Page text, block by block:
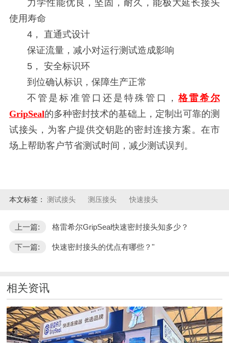
力学性能优良，坚固，耐久，能极大延长接头
使用寿命
4， 直通式设计
保证流量，减小对运行测试造成影响
5， 安全标识环
到位确认标识，保障生产正常
不管是标准管口还是特殊管口，格雷希尔
GripSeal的多种密封技术的基础上，定制出可靠的测
试接头，为客户提供交钥匙的密封连接方案。在市
场上帮助客户节省测试时间，减少测试误判。
本文标签： 测试接头 测压接头 快速接头
上一篇: 格雷希尔GripSeal快速密封接头知多少？
下一篇: 快速密封接头的优点有哪些？"
相关资讯